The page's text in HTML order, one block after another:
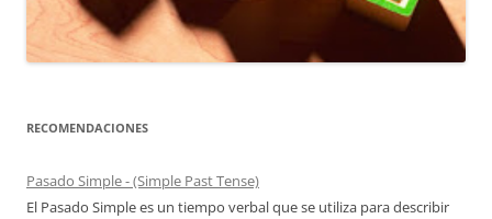
RECOMENDACIONES
Pasado Simple - (Simple Past Tense)
El Pasado Simple es un tiempo verbal que se utiliza para describir